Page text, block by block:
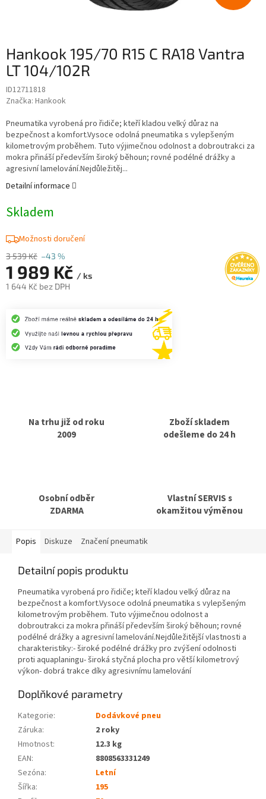
Hankook 195/70 R15 C RA18 Vantra
LT 104/102R
ID12711818
Značka: Hankook
3 539 Kč –43 %
1 989 Kč / ks
1 644 Kč bez DPH
cena:
Skladem
Možnosti doručení
Pneumatika vyrobená pro řidiče; kteří kladou velký důraz na
bezpečnost a komfort.Vysoce odolná pneumatika s vylepšeným
kilometrovým proběhem. Tuto výjimečnou odolnost a dobroutrakci za
mokra přináší především široký běhoun; rovné podélné drážky a
agresivní lamelování.Nejdůležitěj...
Detailní informace
Na trhu již od roku
2009
Zboží skladem
odešleme do 24 h
Osobní odběr
ZDARMA
Vlastní SERVIS s
okamžitou výměnou
Popis Diskuze Značení pneumatik
Detailní popis produktu
Pneumatika vyrobená pro řidiče; kteří kladou velký důraz na
bezpečnost a komfort.Vysoce odolná pneumatika s vylepšeným
kilometrovým proběhem. Tuto výjimečnou odolnost a
dobroutrakci za mokra přináší především široký běhoun; rovné
podélné drážky a agresivní lamelování.Nejdůležitější vlastnosti a
charakteristiky:- široké podélné drážky pro zvýšení odolnosti
proti aquaplaningu- široká styčná plocha pro větší kilometrový
výkon- dobrá trakce díky agresivnímu lamelování
Doplňkové parametry
Kategorie:
Dodávkové pneu
Záruka:
2 roky
Hmotnost:
12.3 kg
EAN:
8808563331249
Sezóna:
Letní
Šířka:
195